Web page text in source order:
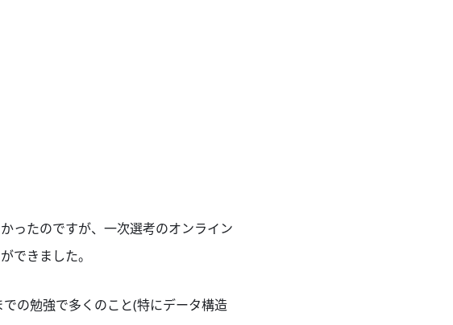
ったのですが、一次選考のオンライン
できました。
の勉強で多くのこと(特にデータ構造